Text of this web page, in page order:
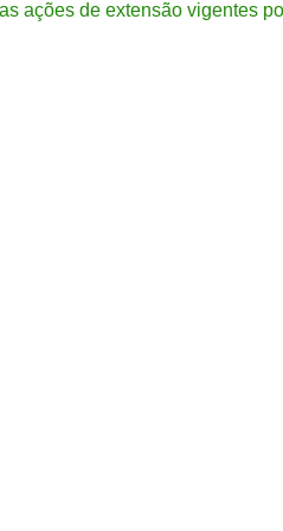
ações de extensão vigentes